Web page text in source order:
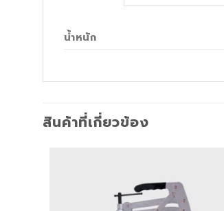
น้ำหนัก
สินค้าที่เกี่ยวข้อง